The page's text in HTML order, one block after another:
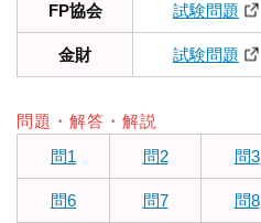
FP協会
試験問題
金財 試験問題
問題・解答・解説
問1
問2 問3
問6 問7 問8